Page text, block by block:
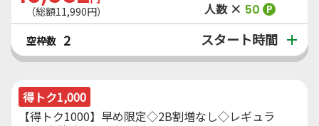
（総額11,990円）
人数 × 50 P
空枠数 2 スタート時間
得トク1,000
【得トク1000】早め限定◇2B割増なし◇レギュラ